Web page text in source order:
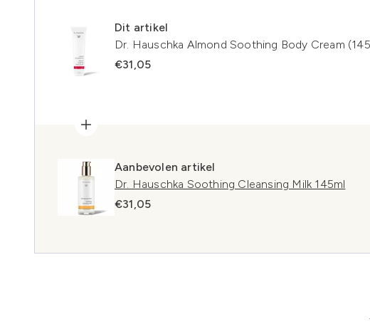
Dit artikel
Dr. Hauschka Almond Soothing Body Cream
€31,05
Aanbevolen artikel
Dr. Hauschka Soothing Cleansing Milk 145ml
€31,05